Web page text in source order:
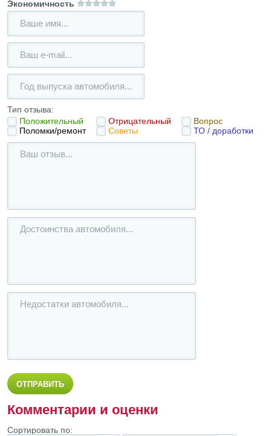
Экономичность
Тип отзыва:
Положительный
Отрицательный
Вопрос
Поломки/ремонт
Советы ТО / доработки
Комментарии и оценки
Сортировать по: